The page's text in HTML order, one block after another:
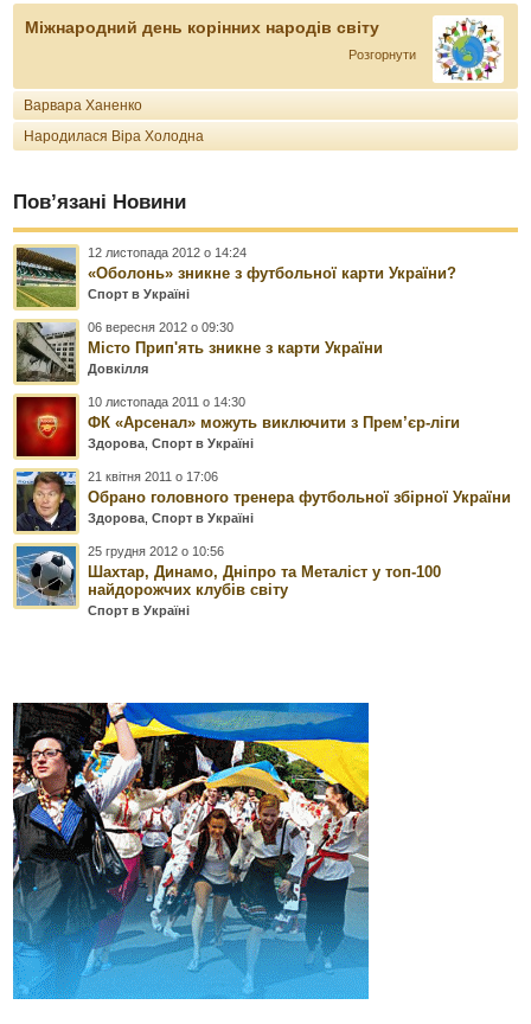
Міжнародний день корінних народів світу
Розгорнути
Варвара Ханенко
Народилася Віра Холодна
Пов’язані Новини
12 листопада 2012 о 14:24
«Оболонь» зникне з футбольної карти України?
Спорт в Україні
06 вересня 2012 о 09:30
Місто Прип'ять зникне з карти України
Довкілля
10 листопада 2011 о 14:30
ФК «Арсенал» можуть виключити з Прем’єр-ліги
Здорова ,Спорт в Україні
21 квітня 2011 о 17:06
Обрано головного тренера футбольної збірної України
Здорова ,Спорт в Україні
25 грудня 2012 о 10:56
Шахтар, Динамо, Дніпро та Металіст у топ-100
найдорожчих клубів світу
Спорт в Україні